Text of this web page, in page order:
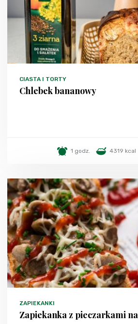
CIASTA I TORTY
Chlebek bananowy
1 godz. 4319 kcal
ZAPIEKANKI
Zapiekanka z pieczarkami